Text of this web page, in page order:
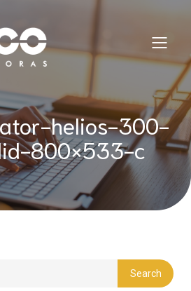
helios-300-
800×533-c
Search